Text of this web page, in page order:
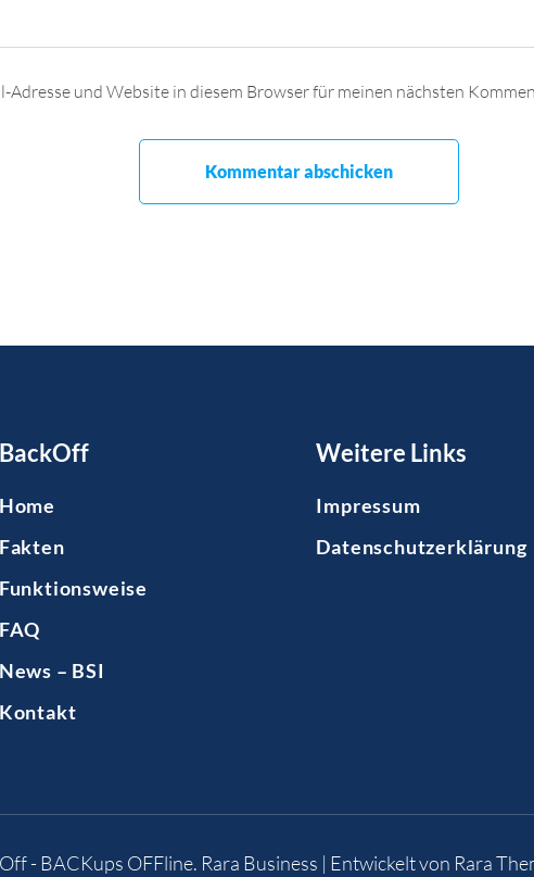
Adresse und Website in diesem Browser für meinen nächsten
BackOff
Home
Fakten
Funktionsweise
FAQ
News – BSI
Kontakt
Weitere Links
Impressum
Datenschutzerklärung
- BACKups OFFline. Rara Business | Entwickelt von Rara